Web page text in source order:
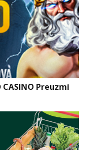
CASINO Preuzmi